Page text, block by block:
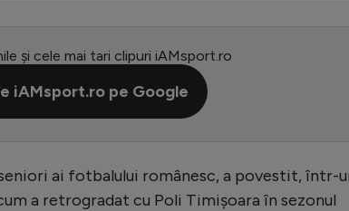
și cele mai tari clipuri iAMsport.ro
iAMsport.ro pe Google
ai fotbalului românesc, a povestit, într-
a retrogradat cu Poli Timișoara în sezonul